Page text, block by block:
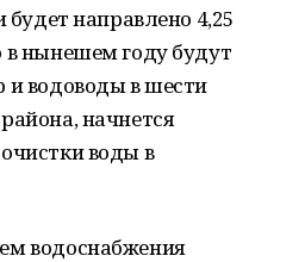
будет направлено 4,25
нынешем году будут
и водоводы в шести
начнется
воды в
водоснабжения